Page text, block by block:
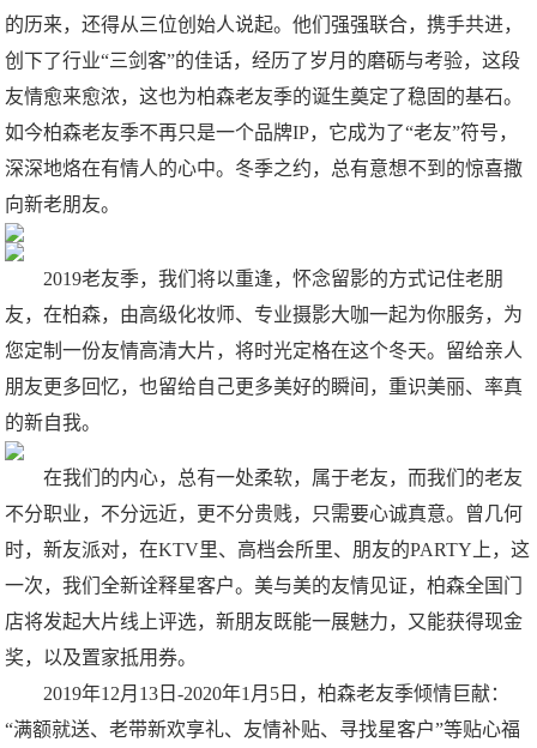
的历来，还得从三位创始人说起。他们强强联合，携手共进，
创下了行业“三剑客”的佳话，经历了岁月的磨砺与考验，这段
友情愈来愈浓，这也为柏森老友季的诞生奠定了稳固的基石。
如今柏森老友季不再只是一个品牌IP，它成为了“老友”符号，
深深地烙在有情人的心中。冬季之约，总有意想不到的惊喜撒
向新老朋友。
2019老友季，我们将以重逢，怀念留影的方式记住老朋
友，在柏森，由高级化妆师、专业摄影大咖一起为你服务，为
您定制一份友情高清大片，将时光定格在这个冬天。留给亲人
朋友更多回忆，也留给自己更多美好的瞬间，重识美丽、率真
的新自我。
在我们的内心，总有一处柔软，属于老友，而我们的老友
不分职业，不分远近，更不分贵贱，只需要心诚真意。曾几何
时，新友派对，在KTV里、高档会所里、朋友的PARTY上，这
一次，我们全新诠释星客户。美与美的友情见证，柏森全国门
店将发起大片线上评选，新朋友既能一展魅力，又能获得现金
奖，以及置家抵用券。
2019年12月13日-2020年1月5日，柏森老友季倾情巨献：
“满额就送、老带新欢享礼、友情补贴、寻找星客户”等贴心福